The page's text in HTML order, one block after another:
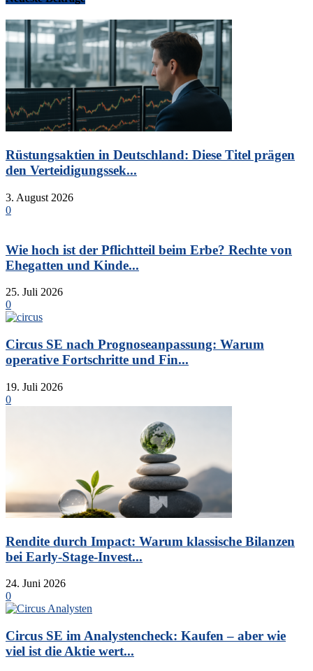
Rüstungsaktien in Deutschland: Diese Titel prägen
den Verteidigungssek...
3. August 2026
0
Wie hoch ist der Pflichtteil beim Erbe? Rechte von
Ehegatten und Kinde...
25. Juli 2026
0
Circus SE nach Prognoseanpassung: Warum
operative Fortschritte und Fin...
19. Juli 2026
0
Rendite durch Impact: Warum klassische Bilanzen
bei Early-Stage-Invest...
24. Juni 2026
0
Circus SE im Analystencheck: Kaufen – aber wie
viel ist die Aktie wert...